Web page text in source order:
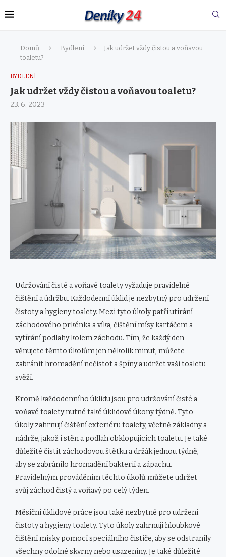
Domů Bydlení
Jak udržet vždy čistou a voňavou
toaletu?
BYDLENÍ
Jak udržet vždy čistou a voňavou toaletu?
23. 6. 2023
Udržování čisté a voňavé toalety vyžaduje pravidelné
čištění a údržbu. Každodenní úklid je nezbytný pro udržení
čistoty a hygieny toalety. Mezi tyto úkoly patří utírání
záchodového prkénka a víka, čištění mísy kartáčem a
vytírání podlahy kolem záchodu. Tím, že každý den
věnujete těmto úkolům jen několik minut, můžete
zabránit hromadění nečistot a špíny a udržet vaši toaletu
svěží.
Kromě každodenního úklidu jsou pro udržování čisté a
voňavé toalety nutné také úklidové úkony týdně. Tyto
úkoly zahrnují čištění exteriéru toalety, včetně základny a
nádrže, jakož i stěn a podlah obklopujících toaletu. Je také
důležité čistit záchodovou štětku a držák jednou týdně,
aby se zabránilo hromadění bakterií a zápachu.
Pravidelným prováděním těchto úkolů můžete udržet
svůj záchod čistý a voňavý po celý týden.
Měsíční úklidové práce jsou také nezbytné pro udržení
čistoty a hygieny toalety. Tyto úkoly zahrnují hloubkové
čištění misky pomocí speciálního čističe, aby se odstranily
všechny odolné skvrny nebo usazeniny. Je také důležité